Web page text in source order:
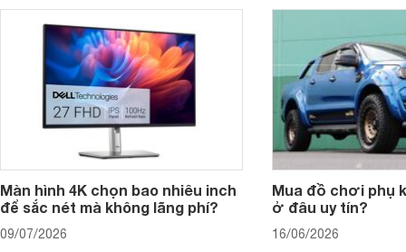
thay vì chỉ so sánh cấu hình trên giấy.
không, dùng được
Màn hình 4K chọn bao nhiêu inch
để sắc nét mà không lãng phí?
09/07/2026
Mua đồ chơi phụ
ở đâu uy tín?
16/06/2026